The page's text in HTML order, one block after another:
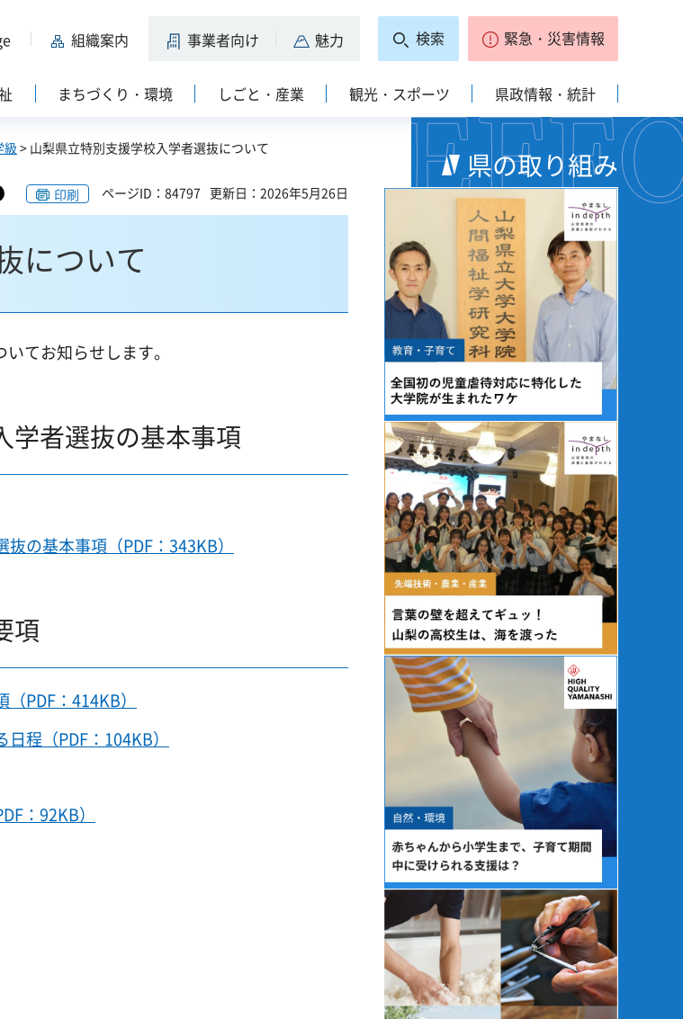
組織案内 事業者向け 魅力 検索 緊急・災害情報
まちづくり・環境 しごと・産業 観光・スポーツ 県政情報・統計
級 > 山梨県立特別支援学校入学者選抜について
印刷 ページID：84797 更新日：2026年5月26日
について
てお知らせします。
学者選抜の基本事項
の基本事項（PDF：343KB）
項
PDF：414KB）
程（PDF：104KB）
：92KB）
県の取り組み